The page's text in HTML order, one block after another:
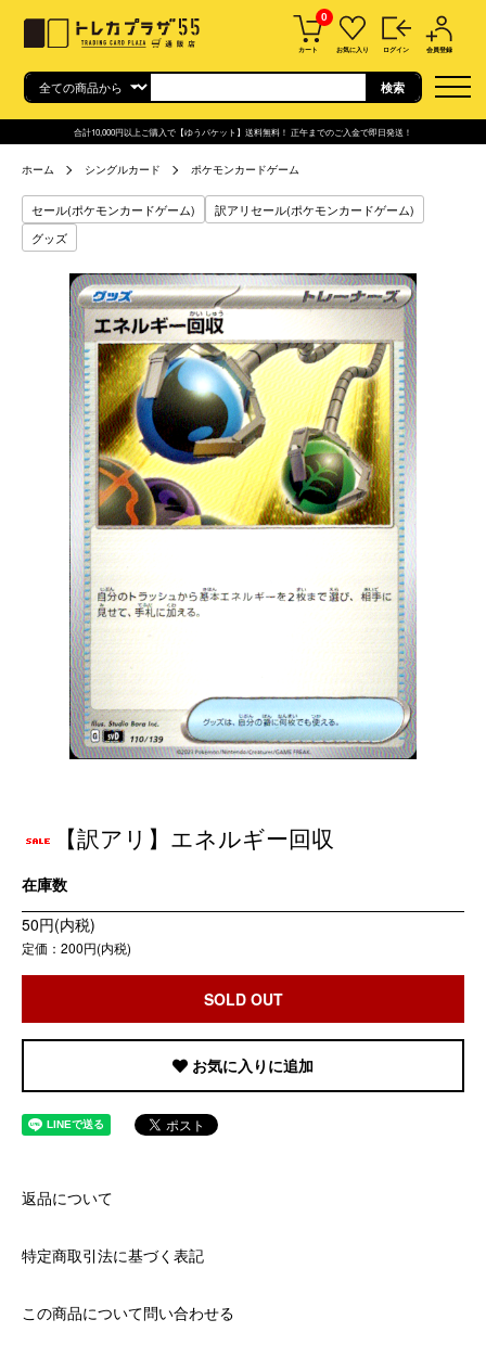
0
カート お気に入り ログイン 会員登録
合計10,000円以上ご購入で【ゆうパケット】送料無料！ 正午までのご入金で即日発送！
ホーム シングルカード ポケモンカードゲーム
セール(ポケモンカードゲーム)
訳アリセール(ポケモンカードゲーム)
グッズ
【訳アリ】エネルギー回収
在庫数
50円(内税)
定価：200円(内税)
SOLD OUT
お気に入りに追加
返品について
特定商取引法に基づく表記
この商品について問い合わせる